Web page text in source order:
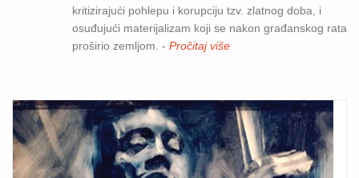
kritizirajući pohlepu i korupciju tzv. zlatnog doba, i
osuđujući materijalizam koji se nakon građanskog rata
proširio zemljom. - Pročitaj više